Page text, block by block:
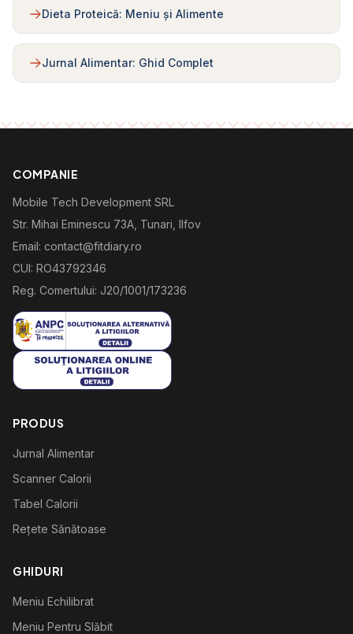
Dieta Proteică: Meniu și Alimente
Jurnal Alimentar: Ghid Complet
COMPANIE
Mobile Tech Development SRL
Str. Mihai Eminescu 73A, Tunari, Ilfov
Email: contact@fitdiary.ro
CUI: RO43792346
Reg. Comertului: J20/1001/173236
PRODUS
Jurnal Alimentar
Scanner Calorii
Tabel Calorii
Rețete Sănătoase
GHIDURI
Meniu Echilibrat
Meniu Pentru Slăbit